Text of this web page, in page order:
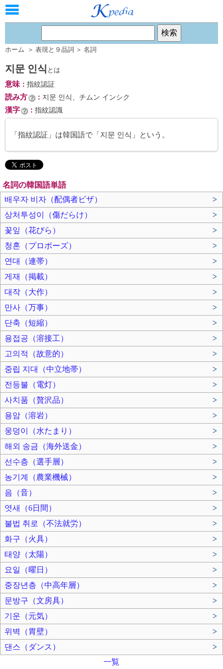
ホーム ＞ 表現と９品詞 ＞ 名詞
지문 인식 とは
意味： 指紋認証
読み方 ： 지문 인식、チムン インシク
漢字 ： 指紋認識
「指紋認証」は韓国語で「지문 인식」という。
名詞の韓国語単語
배우자 비자（配偶者ビザ）
>
상처투성이（傷だらけ）
>
꽃잎（花びら）
>
청혼（プロポーズ）
>
연대（連帯）
>
게재（掲載）
>
대작（大作）
>
만사（万事）
>
단축（短縮）
>
용접공（溶接工）
>
고의적（故意的）
>
중립 지대（中立地帯）
>
전등불（電灯）
>
사치품（贅沢品）
>
용암（溶岩）
>
웅덩이（水たまり）
>
해외 송금（海外送金）
>
선수층（選手層）
>
농기계（農業機械）
>
음（音）
>
엿새（6日間）
>
불법 취로（不法就労）
>
화구（火具）
>
태양（太陽）
>
요일（曜日）
>
중장년층（中高年層）
>
문방구（文房具）
>
기운（元気）
>
위벽（胃壁）
>
댄스（ダンス）
>
一覧